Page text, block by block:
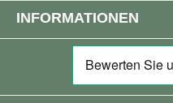
INFORMATIONEN